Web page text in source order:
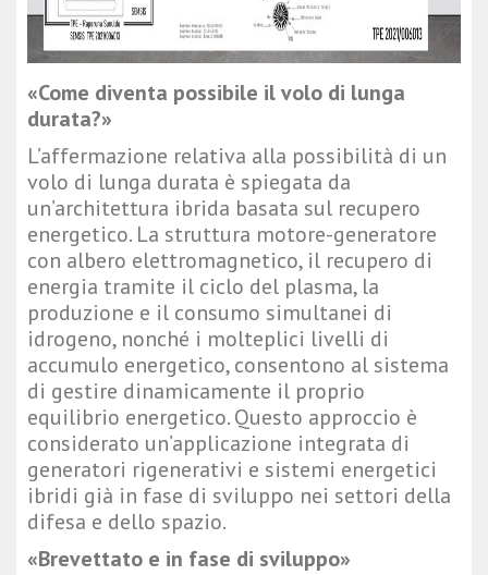
«Come diventa possibile il volo di lunga
durata?»
L’affermazione relativa alla possibilità di un
volo di lunga durata è spiegata da
un’architettura ibrida basata sul recupero
energetico. La struttura motore-generatore
con albero elettromagnetico, il recupero di
energia tramite il ciclo del plasma, la
produzione e il consumo simultanei di
idrogeno, nonché i molteplici livelli di
accumulo energetico, consentono al sistema
di gestire dinamicamente il proprio
equilibrio energetico. Questo approccio è
considerato un’applicazione integrata di
generatori rigenerativi e sistemi energetici
ibridi già in fase di sviluppo nei settori della
difesa e dello spazio.
«Brevettato e in fase di sviluppo»